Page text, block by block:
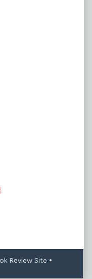
Review Site •